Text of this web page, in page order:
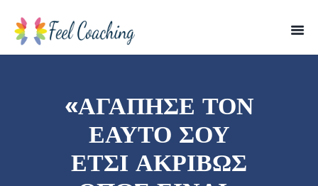
«ΑΓΆΠΗΣΕ ΤΟΝ
ΕΑΥΤΌ ΣΟΥ
ΈΤΣΙ ΑΚΡΙΒΏΣ